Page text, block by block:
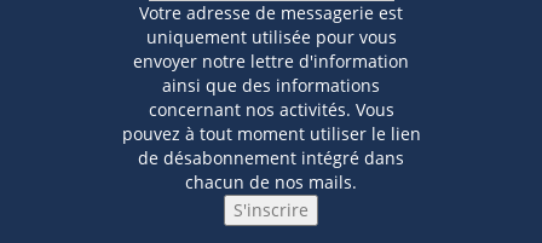
Votre adresse de messagerie est
uniquement utilisée pour vous
envoyer notre lettre d'information
ainsi que des informations
concernant nos activités. Vous
pouvez à tout moment utiliser le lien
de désabonnement intégré dans
chacun de nos mails.